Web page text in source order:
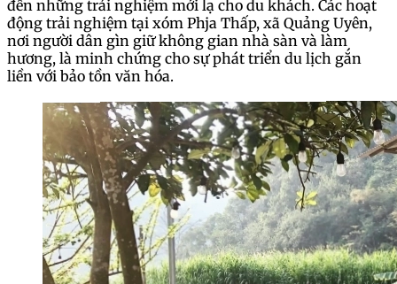
đến những trải nghiệm mới lạ cho du khách. Các hoạt
động trải nghiệm tại xóm Phja Thấp, xã Quảng Uyên,
nơi người dân gìn giữ không gian nhà sàn và làm
hương, là minh chứng cho sự phát triển du lịch gắn
liền với bảo tồn văn hóa.